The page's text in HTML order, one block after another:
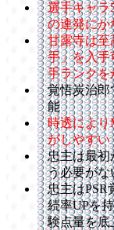
選手キャラ
の連発にか
甘露寺は至
手」を入手
手ランクを
覚悟炭治郎
能
時透によ
がしやすい
忠主は最初
う必要がな
忠主はPSR
続率UPを
験点量を底